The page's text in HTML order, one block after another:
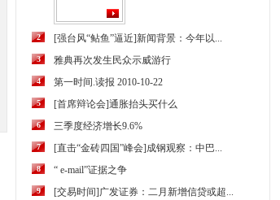
2 [强台风“鲇鱼”逼近]新闻背景：今年以...
3 雅典再次发生民众示威游行
4 第一时间.读报 2010-10-22
5 [首席辩论会]通胀抬头买什么
6 三季度经济增长9.6%
7 [直击“金砖四国”峰会]成钢观察：中巴...
8 “ e-mail”证据之争
9 [交易时间]广发证券：二月新增信贷或超...